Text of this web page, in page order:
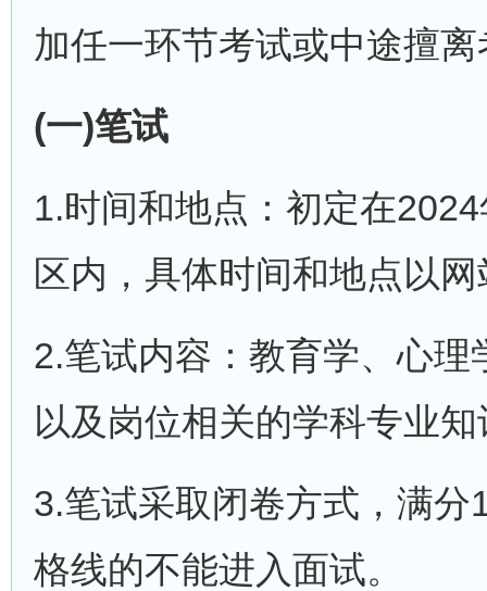
加任一环节考试或中途擅
(一)笔试
1.时间和地点：初定在
区内，具体时间和地点以
2.笔试内容：教育学、心
以及岗位相关的学科专业
3.笔试采取闭卷方式，满
格线的不能进入面试。